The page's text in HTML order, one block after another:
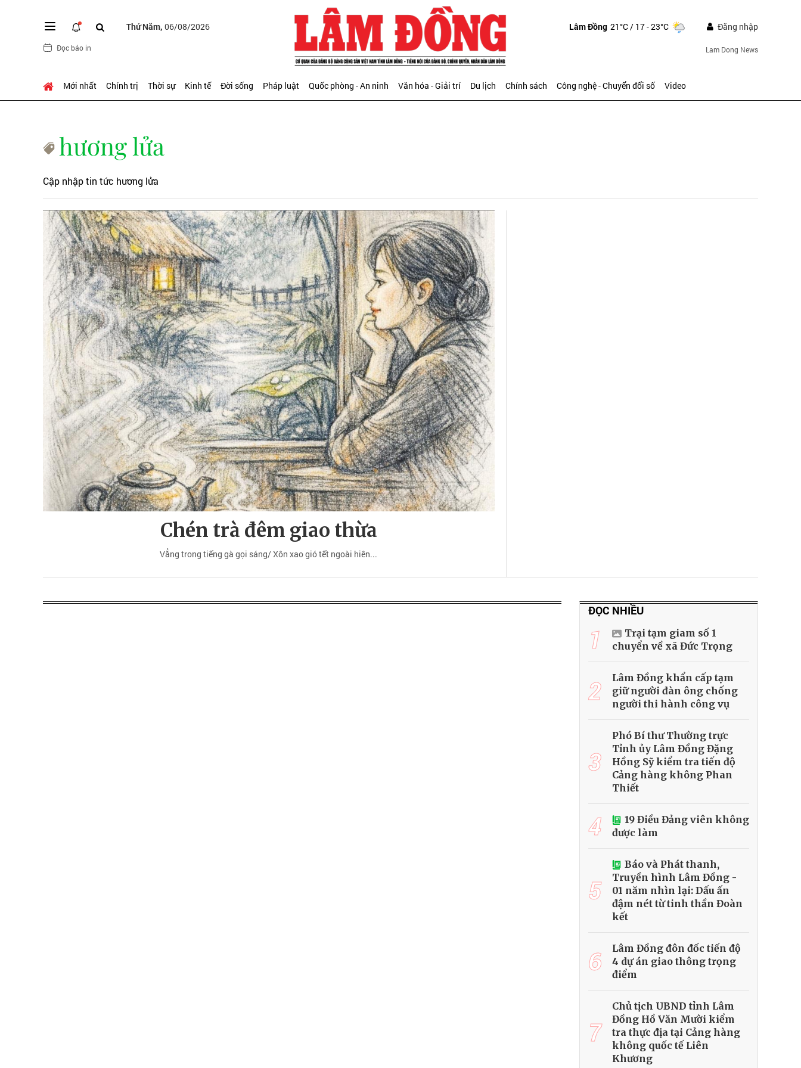
Thứ Năm, 06/08/2026
Đọc báo in
Lâm Đồng 21°C/ 17 - 23°C Đăng nhập
Lam Dong News
Mới nhất Chính trị Thời sự Kinh tế Đời sống Pháp luật Quốc phòng - An ninh Văn hóa - Giải trí Du lịch Chính sách Công nghệ - Chuyển đổi số Video
hương lửa
Cập nhập tin tức hương lửa
Chén trà đêm giao thừa
Vẳng trong tiếng gà gọi sáng/ Xôn xao gió tết ngoài hiên...
ĐỌC NHIỀU
1
Trại tạm giam số 1
chuyển về xã Đức Trọng
2
Lâm Đồng khẩn cấp tạm
giữ người đàn ông chống
người thi hành công vụ
3
Phó Bí thư Thường trực
Tỉnh ủy Lâm Đồng Đặng
Hồng Sỹ kiểm tra tiến độ
Cảng hàng không Phan
Thiết
4
19 Điều Đảng viên không
được làm
5
Báo và Phát thanh,
Truyền hình Lâm Đồng -
01 năm nhìn lại: Dấu ấn
đậm nét từ tinh thần Đoàn
kết
6
Lâm Đồng đôn đốc tiến độ
4 dự án giao thông trọng
điểm
7
Chủ tịch UBND tỉnh Lâm
Đồng Hồ Văn Mười kiểm
tra thực địa tại Cảng hàng
không quốc tế Liên
Khương